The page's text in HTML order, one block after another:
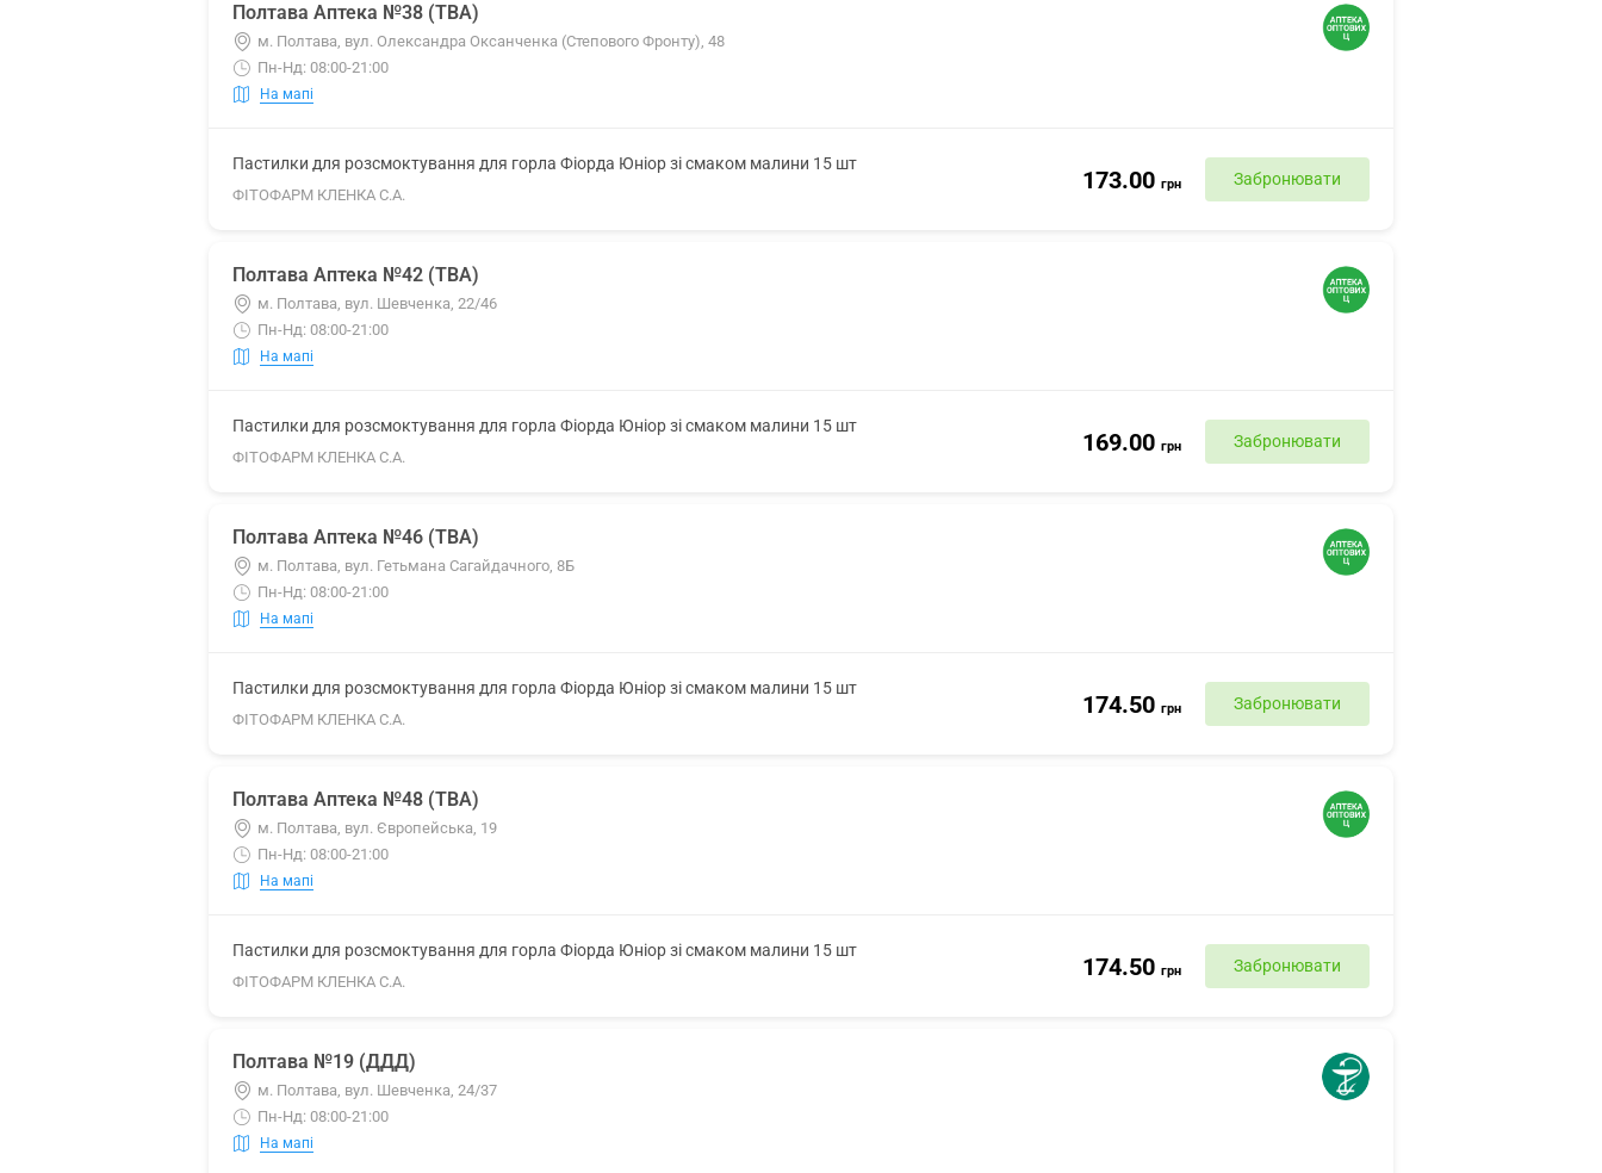
Полтава Аптека №38 (ТВА)
м. Полтава, вул. Олександра Оксанченка (Степового Фронту), 48
Пн-Нд: 08:00-21:00
На мапі
Пастилки для розсмоктування для горла Фіорда Юніор зі смаком малини 15 шт
ФІТОФАРМ КЛЕНКА С.А.
173.00 грн Забронювати
Полтава Аптека №42 (ТВА)
м. Полтава, вул. Шевченка, 22/46
Пн-Нд: 08:00-21:00
На мапі
Пастилки для розсмоктування для горла Фіорда Юніор зі смаком малини 15 шт
ФІТОФАРМ КЛЕНКА С.А.
169.00 грн Забронювати
Полтава Аптека №46 (ТВА)
м. Полтава, вул. Гетьмана Сагайдачного, 8Б
Пн-Нд: 08:00-21:00
На мапі
Пастилки для розсмоктування для горла Фіорда Юніор зі смаком малини 15 шт
ФІТОФАРМ КЛЕНКА С.А.
174.50 грн Забронювати
Полтава Аптека №48 (ТВА)
м. Полтава, вул. Європейська, 19
Пн-Нд: 08:00-21:00
На мапі
Пастилки для розсмоктування для горла Фіорда Юніор зі смаком малини 15 шт
ФІТОФАРМ КЛЕНКА С.А.
174.50 грн Забронювати
Полтава №19 (ДДД)
м. Полтава, вул. Шевченка, 24/37
Пн-Нд: 08:00-21:00
На мапі